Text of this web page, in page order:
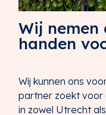
Wij
handen
Wij kunnen ons
partner zoekt voor
in zowel Utrecht